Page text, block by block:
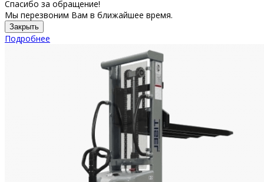
Спасибо за обращение!
Мы перезвоним Вам в ближайшее время.
Закрыть
Подробнее